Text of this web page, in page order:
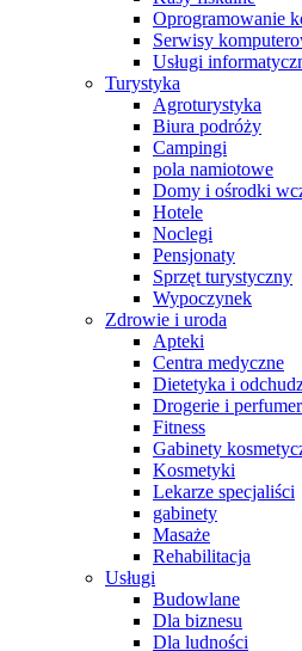
Oprogramowanie
Serwisy
Usługi
Turystyka
Agroturystyka
Biura podróży
Campingi
pola namiotowe
Domy i ośrodki
Hotele
Noclegi
Pensjonaty
Sprzęt turystyczny
Wypoczynek
Zdrowie i uroda
Apteki
Centra medyczne
Dietetyka i
Drogerie i
Fitness
Gabinety
Kosmetyki
Lekarze specjaliści
gabinety
Masaże
Rehabilitacja
Usługi
Budowlane
Dla biznesu
Dla ludności